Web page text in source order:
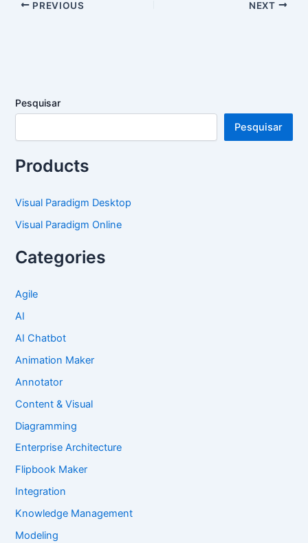
PREVIOUS NEXT
Pesquisar
Pesquisar
Products
Visual Paradigm Desktop
Visual Paradigm Online
Categories
Agile
AI
AI Chatbot
Animation Maker
Annotator
Content & Visual
Diagramming
Enterprise Architecture
Flipbook Maker
Integration
Knowledge Management
Modeling